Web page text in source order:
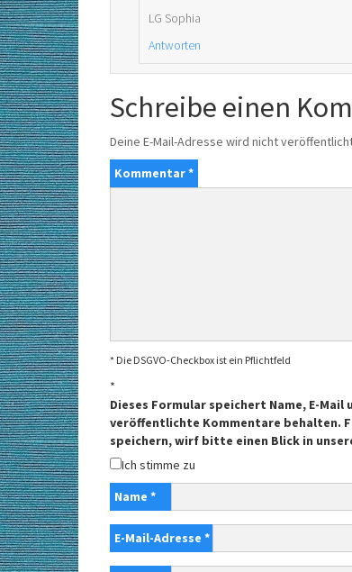
LG Sophia
Antworten
Schreibe einen
Deine E-Mail-Adresse wird nicht
Kommentar*
* Die DSGVO-Checkbox ist ein Pflichtfeld
*
Dieses Formular speichert Name, E-
veröffentlichte Kommentare behalten.
speichern, wirf bitte einen Blick in
Ich stimme zu
Name *
E-Mail-Adresse *